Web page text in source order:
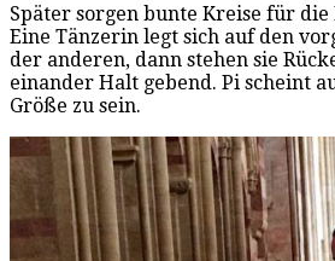
Später sorgen bunte Kreise für
Eine Tänzerin legt sich auf den
der anderen, dann stehen sie
einander Halt gebend. Pi scheint
Größe zu sein.